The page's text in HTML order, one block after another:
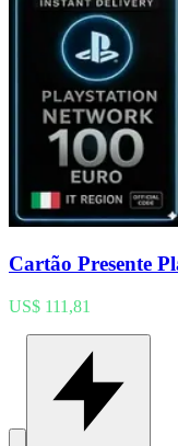
Cartão Presente
US$ 111,81